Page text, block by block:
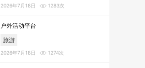
2026年7月18日 1283次
户外活动平台
旅游
2026年7月18日 1274次